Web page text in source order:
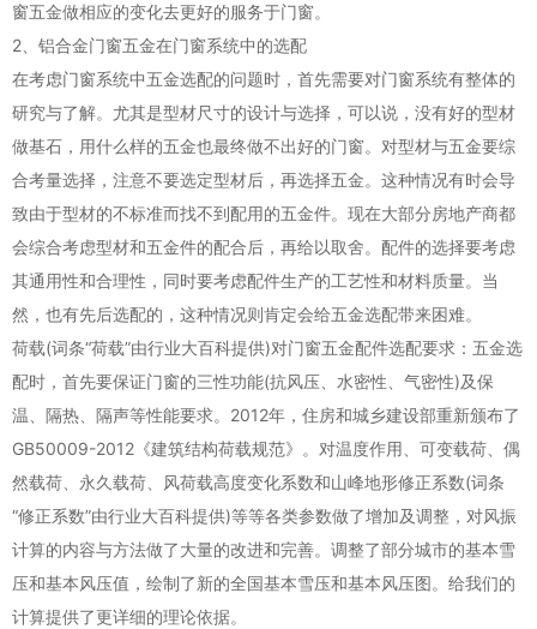
窗五金做相应的变化去更好的服务于门窗。
2、铝合金门窗五金在门窗系统中的选配
在考虑门窗系统中五金选配的问题时，首先需要对门窗系统有整体的
研究与了解。尤其是型材尺寸的设计与选择，可以说，没有好的型材
做基石，用什么样的五金也最终做不出好的门窗。对型材与五金要综
合考量选择，注意不要选定型材后，再选择五金。这种情况有时会导
致由于型材的不标准而找不到配用的五金件。现在大部分房地产商都
会综合考虑型材和五金件的配合后，再给以取舍。配件的选择要考虑
其通用性和合理性，同时要考虑配件生产的工艺性和材料质量。当
然，也有先后选配的，这种情况则肯定会给五金选配带来困难。
荷载(词条“荷载”由行业大百科提供)对门窗五金配件选配要求：五金选
配时，首先要保证门窗的三性功能(抗风压、水密性、气密性)及保
温、隔热、隔声等性能要求。2012年，住房和城乡建设部重新颁布了
GB50009-2012《建筑结构荷载规范》。对温度作用、可变载荷、偶
然载荷、永久载荷、风荷载高度变化系数和山峰地形修正系数(词条
“修正系数”由行业大百科提供)等等各类参数做了增加及调整，对风振
计算的内容与方法做了大量的改进和完善。调整了部分城市的基本雪
压和基本风压值，绘制了新的全国基本雪压和基本风压图。给我们的
计算提供了更详细的理论依据。